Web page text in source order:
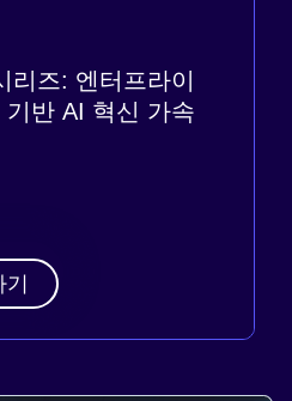
리즈: 엔터프라이
반 AI 혁신 가속